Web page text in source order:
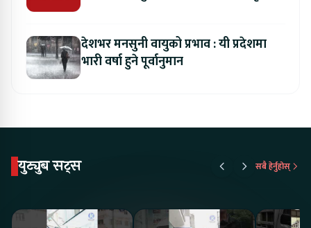
देशभर मनसुनी वायुको प्रभाव : यी प्रदेशमा
भारी वर्षा हुने पूर्वानुमान
युट्युब सट्स सबै हेर्नुहोस्